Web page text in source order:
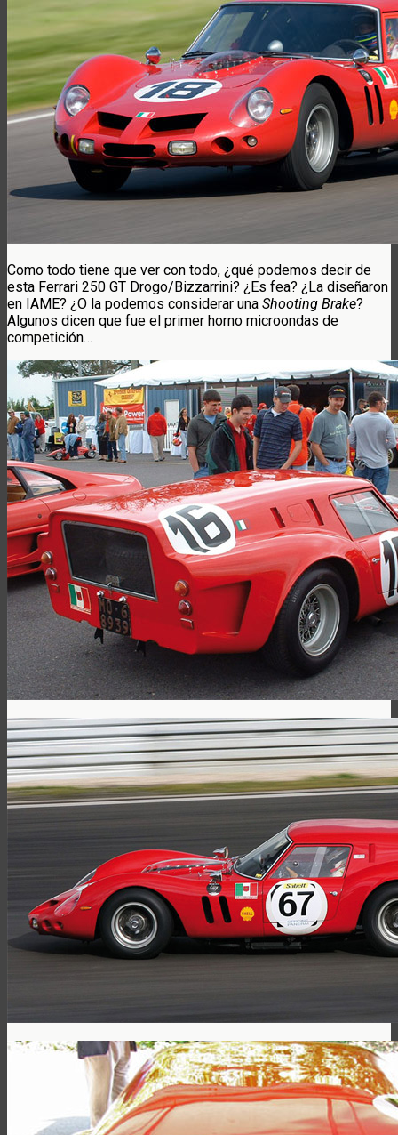
Como todo tiene que ver con todo, ¿qué podemos decir de
esta Ferrari 250 GT Drogo/Bizzarrini? ¿Es fea? ¿La diseñaron
en IAME? ¿O la podemos considerar una Shooting Brake?
Algunos dicen que fue el primer horno microondas de
competición…